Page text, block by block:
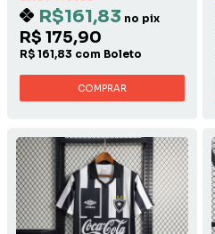
R$161,83 no pix
R$ 175,90
R$ 161,83 com Boleto
COMPRAR